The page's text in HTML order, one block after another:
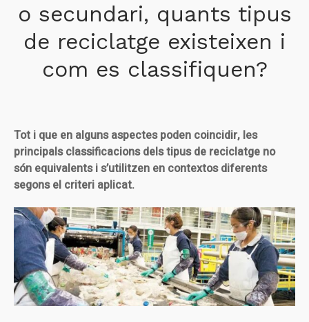
o secundari, quants tipus
de reciclatge existeixen i
com es classifiquen?
Tot i que en alguns aspectes poden coincidir, les
principals classificacions dels tipus de reciclatge no
són equivalents i s’utilitzen en contextos diferents
segons el criteri aplicat.